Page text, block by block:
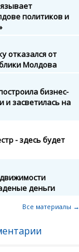
политиков и
отказался от
Молдова
бизнес-
засветилась на
- здесь будет
деньги
Все материалы →